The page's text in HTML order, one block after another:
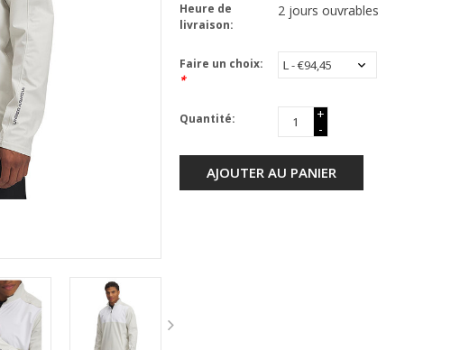
Heure de
livraison:
2 jours ouvrables
Faire un choix:
*
Quantité:
+
-
AJOUTER AU PANIER